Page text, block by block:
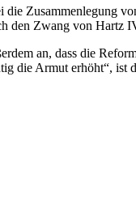
die Zusammenlegung
den Zwang von Hartz
an, dass die
die Armut erhöht“, ist